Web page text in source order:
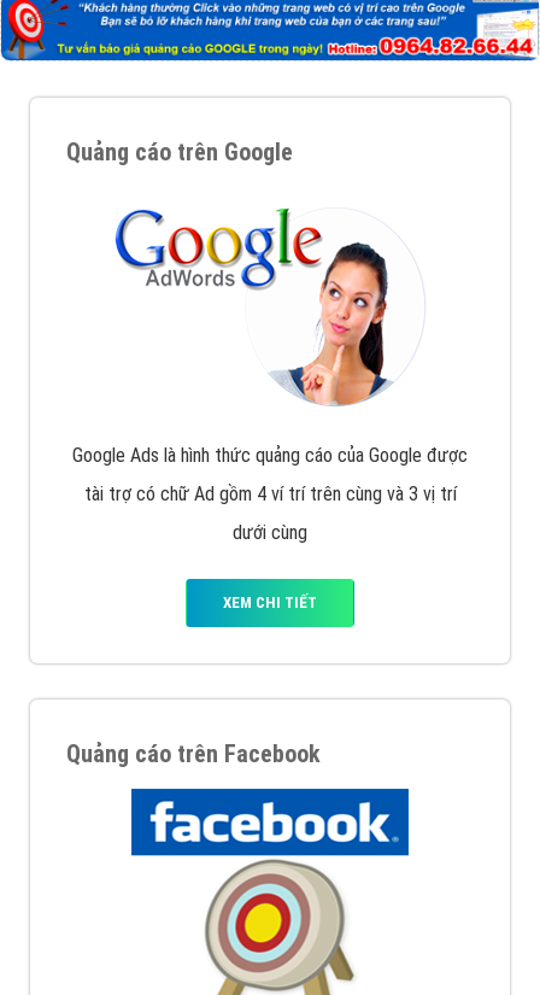
Quảng cáo trên Google
Google Ads là hình thức quảng cáo của Google được
tài trợ có chữ Ad gồm 4 ví trí trên cùng và 3 vị trí
dưới cùng
XEM CHI TIẾT
Quảng cáo trên Facebook